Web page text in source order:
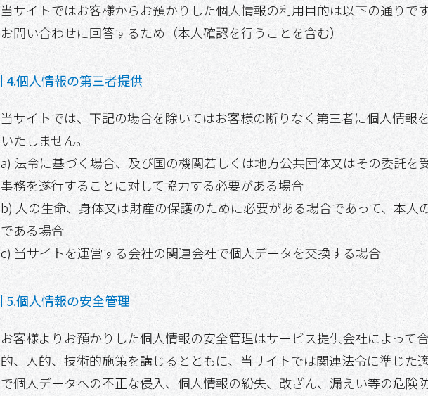
当サイトではお客様からお預かりした個人情報の利用目的は以下の通りです
お問い合わせに回答するため（本人確認を行うことを含む）
4.個人情報の第三者提供
当サイトでは、下記の場合を除いてはお客様の断りなく第三者に個人情報
いたしません。
a) 法令に基づく場合、及び国の機関若しくは地方公共団体又はその委託を
事務を遂行することに対して協力する必要がある場合
b) 人の生命、身体又は財産の保護のために必要がある場合であって、本人
である場合
c) 当サイトを運営する会社の関連会社で個人データを交換する場合
5.個人情報の安全管理
お客様よりお預かりした個人情報の安全管理はサービス提供会社によって
的、人的、技術的施策を講じるとともに、当サイトでは関連法令に準じた
で個人データへの不正な侵入、個人情報の紛失、改ざん、漏えい等の危険防